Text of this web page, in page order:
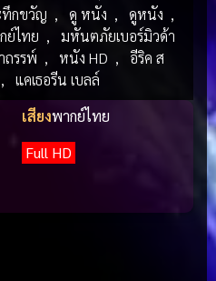
ทึกขวัญ , ดู หนัง , ดูหนัง ,
ย์ไทย ,
มหันตภัยเบอร์มิวด้า
ถรรพ์ , หนัง HD ,
อีริค ส
,
แคเธอรีน เบลล์
เสียงพากย์ไทย
Full HD